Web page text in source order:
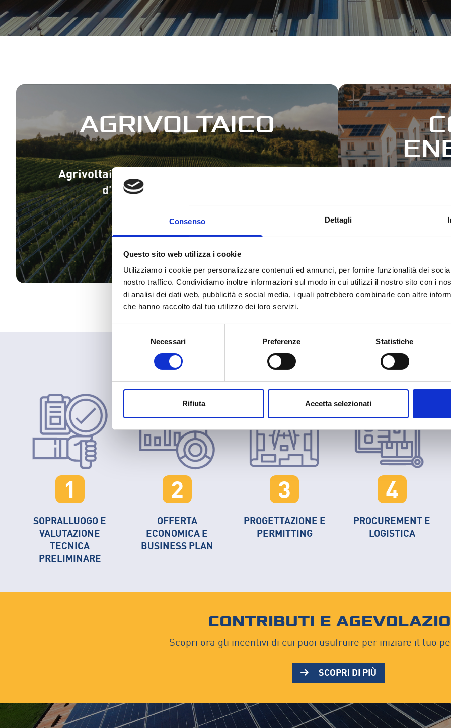
Consenso Dettagli
Questo sito web utilizza i cookie
Utilizziamo i cookie per personalizzare contenuti ed annunci, per fornire funzionalità dei
nostro traffico. Condividiamo inoltre informazioni sul modo in cui utilizzi il nostro sito con i
di analisi dei dati web, pubblicità e social media, i quali potrebbero combinarle con altre
che hanno raccolto dal tuo utilizzo dei loro servizi.
Necessari Preferenze Statistiche
Rifiuta Accetta selezionati
AGRIVOLTAICO
Agrivoltaico avanzato per culture con sesto
d’impianto: pere /mele/vite
SCOPRI DI PIÙ
Meno
Il metodo Ecotechno Impianti
1
SOPRALLUOGO E
VALUTAZIONE
TECNICA
PRELIMINARE
2
OFFERTA
ECONOMICA E
BUSINESS PLAN
3
PROGETTAZIONE E
PERMITTING
4
PROCUREMENT E
LOGISTICA
CONTRIBUTI E
Scopri ora gli incentivi di cui puoi usufruire per iniziare il tuo
SCOPRI DI PIÙ